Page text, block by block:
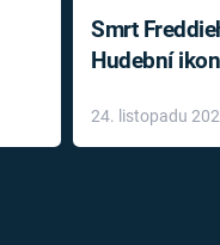
Smrt
Hudební
léky
24. listopadu